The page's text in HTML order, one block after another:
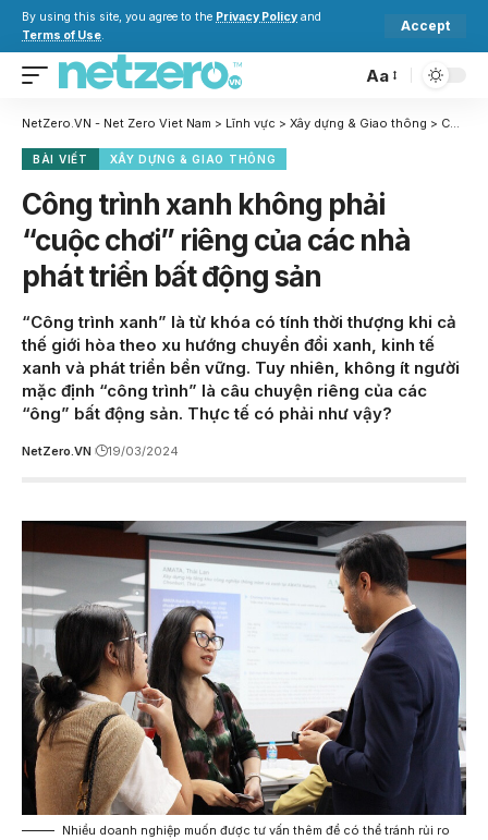
By using this site, you agree to the Privacy Policy and
Terms of Use.
Accept
Aa
NetZero.VN - Net Zero Viet Nam > Lĩnh vực > Xây dựng & Giao thông > Công trình xanh không phải “cuộc chơi” riêng của các nhà phát triển bất động sản
BÀI VIẾT XÂY DỰNG & GIAO THÔNG
Công trình xanh không phải
“cuộc chơi” riêng của các nhà
phát triển bất động sản
“Công trình xanh” là từ khóa có tính thời thượng khi cả
thế giới hòa theo xu hướng chuyển đổi xanh, kinh tế
xanh và phát triển bền vững. Tuy nhiên, không ít người
mặc định “công trình” là câu chuyện riêng của các
“ông” bất động sản. Thực tế có phải như vậy?
NetZero.VN 19/03/2024
Nhiều doanh nghiệp muốn được tư vấn thêm để có thể tránh rủi ro